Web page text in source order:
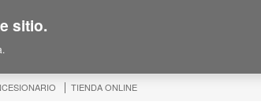
TIENDA ONLINE
sitio.